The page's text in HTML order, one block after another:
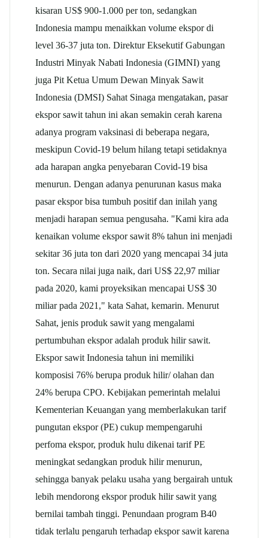
kisaran US$ 900-1.000 per ton, sedangkan
Indonesia mampu menaikkan volume ekspor di
level 36-37 juta ton. Direktur Eksekutif Gabungan
Industri Minyak Nabati Indonesia (GIMNI) yang
juga Pit Ketua Umum Dewan Minyak Sawit
Indonesia (DMSI) Sahat Sinaga mengatakan, pasar
ekspor sawit tahun ini akan semakin cerah karena
adanya program vaksinasi di beberapa negara,
meskipun Covid-19 belum hilang tetapi setidaknya
ada harapan angka penyebaran Covid-19 bisa
menurun. Dengan adanya penurunan kasus maka
pasar ekspor bisa tumbuh positif dan inilah yang
menjadi harapan semua pengusaha. "Kami kira ada
kenaikan volume ekspor sawit 8% tahun ini menjadi
sekitar 36 juta ton dari 2020 yang mencapai 34 juta
ton. Secara nilai juga naik, dari US$ 22,97 miliar
pada 2020, kami proyeksikan mencapai US$ 30
miliar pada 2021," kata Sahat, kemarin. Menurut
Sahat, jenis produk sawit yang mengalami
pertumbuhan ekspor adalah produk hilir sawit.
Ekspor sawit Indonesia tahun ini memiliki
komposisi 76% berupa produk hilir/ olahan dan
24% berupa CPO. Kebijakan pemerintah melalui
Kementerian Keuangan yang memberlakukan tarif
pungutan ekspor (PE) cukup mempengaruhi
perfoma ekspor, produk hulu dikenai tarif PE
meningkat sedangkan produk hilir menurun,
sehingga banyak pelaku usaha yang bergairah untuk
lebih mendorong ekspor produk hilir sawit yang
bernilai tambah tinggi. Penundaan program B40
tidak terlalu pengaruh terhadap ekspor sawit karena